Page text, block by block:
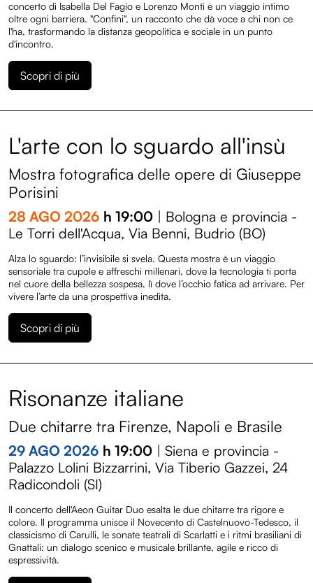
Entroterre Festival 2023
Entroterre Festival 2022
Archivio eventi
concerto di Isabella Del Fagio e Lorenzo Monti è un viaggio intimo
oltre ogni barriera. "Confini", un racconto che dà voce a chi non ce
l'ha, trasformando la distanza geopolitica e sociale in un punto
d'incontro.
Scopri di più
L'arte con lo sguardo all'insù
Mostra fotografica delle opere di Giuseppe
Porisini
28 AGO 2026 h 19:00 | Bologna e provincia -
Le Torri dell'Acqua, Via Benni, Budrio (BO)
Alza lo sguardo: l’invisibile si svela. Questa mostra è un viaggio
sensoriale tra cupole e affreschi millenari, dove la tecnologia ti porta
nel cuore della bellezza sospesa, lì dove l’occhio fatica ad arrivare. Per
vivere l’arte da una prospettiva inedita.
Scopri di più
Risonanze italiane
Due chitarre tra Firenze, Napoli e Brasile
29 AGO 2026 h 19:00 | Siena e provincia -
Palazzo Lolini Bizzarrini, Via Tiberio Gazzei, 24
Radicondoli (SI)
Il concerto dell'Aeon Guitar Duo esalta le due chitarre tra rigore e
colore. Il programma unisce il Novecento di Castelnuovo-Tedesco, il
classicismo di Carulli, le sonate teatrali di Scarlatti e i ritmi brasiliani di
Gnattali: un dialogo scenico e musicale brillante, agile e ricco di
espressività.